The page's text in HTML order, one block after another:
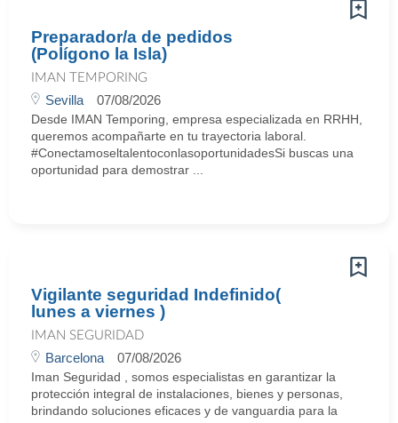
Preparador/a de pedidos
(Polígono la Isla)
IMAN TEMPORING
Sevilla 07/08/2026
Desde IMAN Temporing, empresa especializada en RRHH,
queremos acompañarte en tu trayectoria laboral.
#ConectamoseltalentoconlasoportunidadesSi buscas una
oportunidad para demostrar ...
Vigilante seguridad Indefinido(
lunes a viernes )
IMAN SEGURIDAD
Barcelona 07/08/2026
Iman Seguridad , somos especialistas en garantizar la
protección integral de instalaciones, bienes y personas,
brindando soluciones eficaces y de vanguardia para la